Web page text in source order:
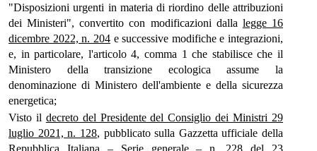
"Disposizioni urgenti in materia di riordino delle attribuzioni
dei Ministeri", convertito con modificazioni dalla legge 16
dicembre 2022, n. 204e successive modifiche e integrazioni,
e, in particolare, l'articolo 4, comma 1 che stabilisce che il
Ministero della transizione ecologica assume la
denominazione di Ministero dell'ambiente e della sicurezza
energetica;
Visto il decreto del Presidente del Consiglio dei Ministri 29
luglio 2021, n. 128, pubblicato sulla Gazzetta ufficiale della